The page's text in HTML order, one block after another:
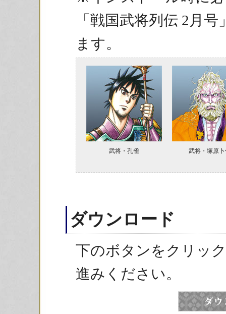
「戦国武将列伝 2月
ます。
武将・孔雀 武将・塚原
ダウンロード
下のボタンをクリッ
進みください。